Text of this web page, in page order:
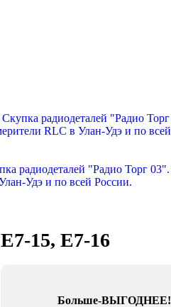
E7-15, Е7-16
Больше-ВЫГОДНЕЕ!